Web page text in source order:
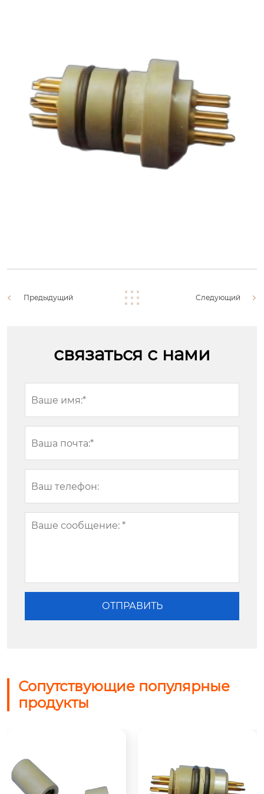
Предыдущий Следующий
связаться с нами
Сопутствующие популярные
продукты